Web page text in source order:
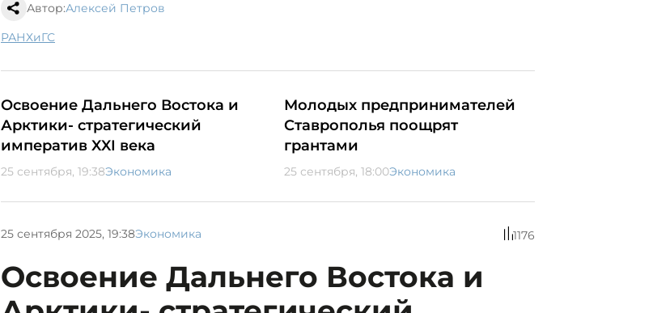
Автор:Алексей Петров
РАНХиГС
Освоение Дальнего Востока и
Арктики- стратегический
императив XXI века
25 сентября, 19:38Экономика
Молодых предпринимателей
Ставрополья поощрят
грантами
25 сентября, 18:00Экономика
25 сентября 2025, 19:38Экономика 1176
Освоение Дальнего Востока и